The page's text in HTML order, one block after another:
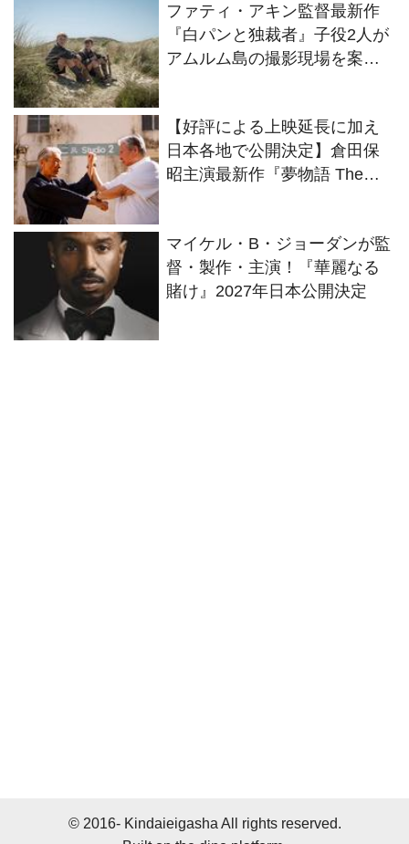
ファティ・アキン監督最新作
『白パンと独裁者』子役2人が
アムルム島の撮影現場を案
【好評による上映延長に加え
日本各地で公開決定】倉田保
昭主演最新作『夢物語 The
マイケル・B・ジョーダンが監
督・製作・主演！『華麗なる
賭け』2027年日本公開決定
© 2016- Kindaieigasha All rights reserved.